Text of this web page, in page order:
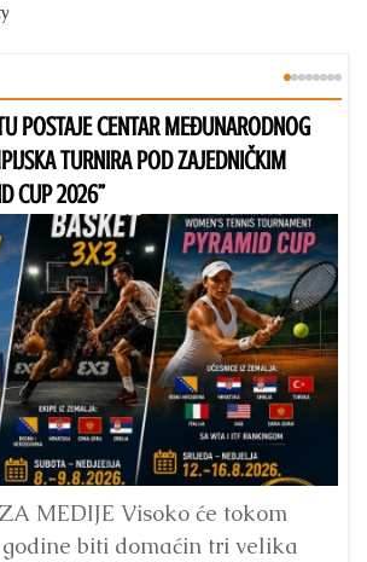
POSTAJE CENTAR MEĐUNARODNOG
TURNIRA POD ZAJEDNIČKIM
CUP 2026”
MEDIJE Visoko će tokom
godine biti domaćin tri velika